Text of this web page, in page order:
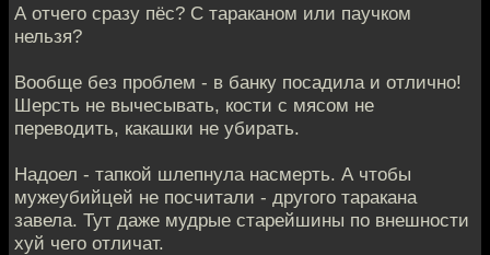
А отчего сразу пёс? С тараканом или паучком
нельзя?
Вообще без проблем - в банку посадила и отлично!
Шерсть не вычесывать, кости с мясом не
переводить, какашки не убирать.
Надоел - тапкой шлепнула насмерть. А чтобы
мужеубийцей не посчитали - другого таракана
завела. Тут даже мудрые старейшины по внешности
хуй чего отличат.